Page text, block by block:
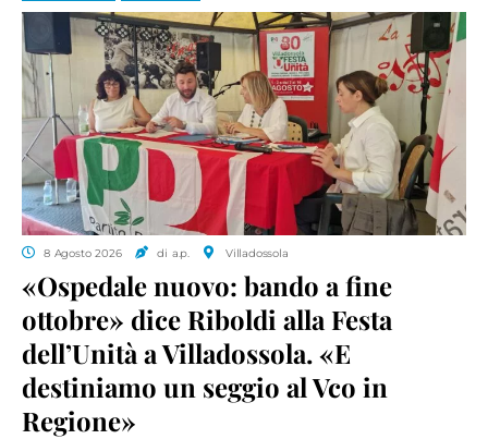
8 Agosto 2026 di a.p. Villadossola
«Ospedale nuovo: bando a fine
ottobre» dice Riboldi alla Festa
dell’Unità a Villadossola. «E
destiniamo un seggio al Vco in
Regione»